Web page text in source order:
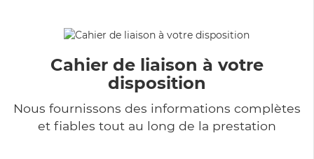
Cahier de liaison à votre
disposition
Nous fournissons des informations complètes
et fiables tout au long de la prestation